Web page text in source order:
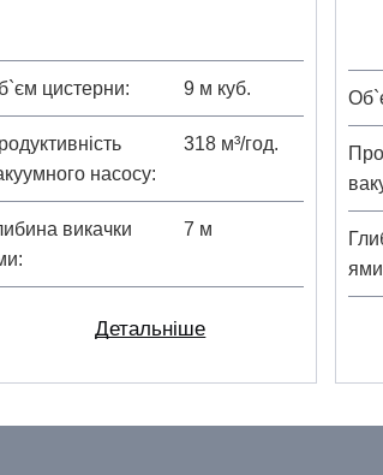
цистерни 9 м куб.
насосу
318 м³/год.
викачки
7 м
Детальніше
ями